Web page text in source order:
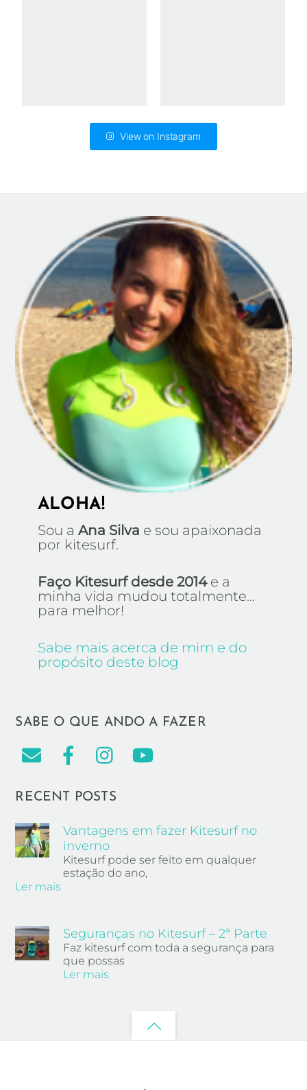
View on Instagram
ALOHA!
Sou a Ana Silva e sou apaixonada
por kitesurf.
Faço Kitesurf desde 2014e a
minha vida mudou totalmente...
para melhor!
Sabe mais acerca de mim e do
propósito deste blog
SABE O QUE ANDO A FAZER
RECENT POSTS
Vantagens em fazer Kitesurf no
inverno
Kitesurf pode ser feito em qualquer
estação do ano,
Ler mais
Seguranças no Kitesurf – 2ª Parte
Faz kitesurf com toda a segurança para
que possas
Ler mais
Back